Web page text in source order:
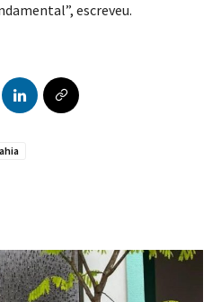
escreveu.